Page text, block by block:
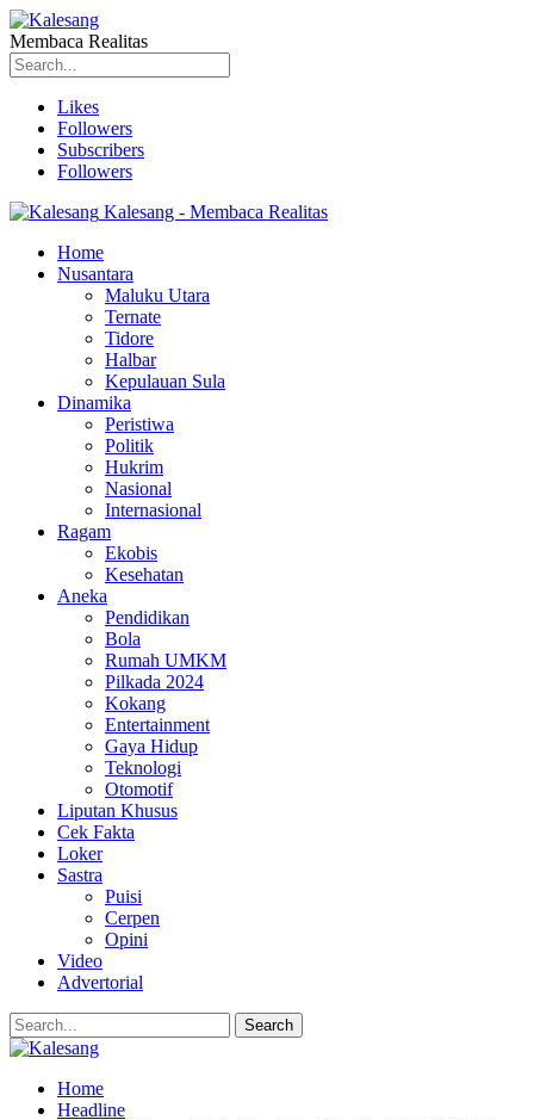
Membaca Realitas
Likes
Followers
Subscribers
Followers
Kalesang - Membaca Realitas
Home
Nusantara
Maluku Utara
Ternate
Tidore
Halbar
Kepulauan Sula
Dinamika
Peristiwa
Politik
Hukrim
Nasional
Internasional
Ragam
Ekobis
Kesehatan
Aneka
Pendidikan
Bola
Rumah UMKM
Pilkada 2024
Kokang
Entertainment
Gaya Hidup
Teknologi
Otomotif
Liputan Khusus
Cek Fakta
Loker
Sastra
Puisi
Cerpen
Opini
Video
Advertorial
Home
Headline